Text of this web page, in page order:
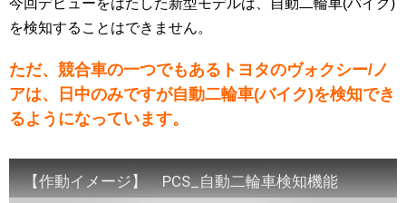
今回デビューをはたした新型モデルは、自動二輪車(バイク)
を検知することはできません。
ただ、競合車の一つでもあるトヨタのヴォクシー/ノ
アは、日中のみですが自動二輪車(バイク)を検知でき
るようになっています。
【作動イメージ】 PCS_自動二輪車検知機能